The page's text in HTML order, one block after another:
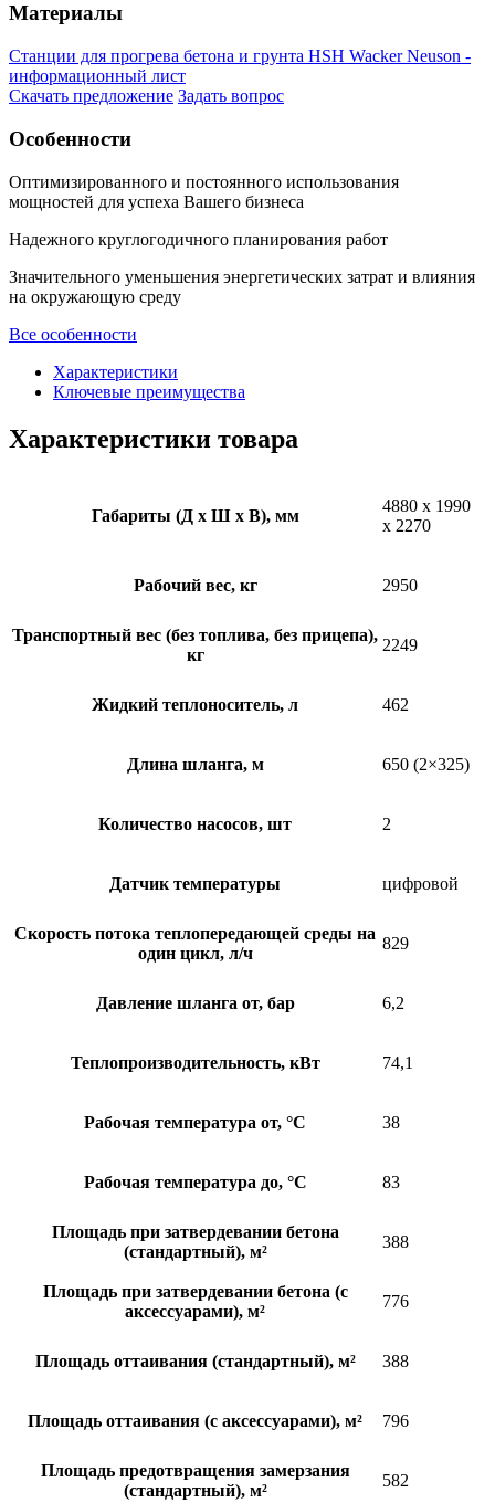
Материалы
Станции для прогрева бетона и грунта HSH Wacker Neuson -
информационный лист
Скачать предложение Задать вопрос
Особенности
Оптимизированного и постоянного использования
мощностей для успеха Вашего бизнеса
Надежного круглогодичного планирования работ
Значительного уменьшения энергетических затрат и влияния
на окружающую среду
Все особенности
Характеристики
Ключевые преимущества
Характеристики товара
Габариты (Д х Ш х В), мм
4880 x 1990
x 2270
Рабочий вес, кг 2950
Транспортный вес (без топлива, без прицепа),
кг
2249
Жидкий теплоноситель, л 462
Длина шланга, м 650 (2×325)
Количество насосов, шт 2
Датчик температуры цифровой
Скорость потока теплопередающей среды на
один цикл, л/ч
829
Давление шланга от, бар 6,2
Теплопроизводительность, кВт 74,1
Рабочая температура от, °C 38
Рабочая температура до, °C 83
Площадь при затвердевании бетона
(стандартный), м²
388
Площадь при затвердевании бетона (с
аксессуарами), м²
776
Площадь оттаивания (стандартный), м² 388
Площадь оттаивания (с аксессуарами), м² 796
Площадь предотвращения замерзания
(стандартный), м²
582